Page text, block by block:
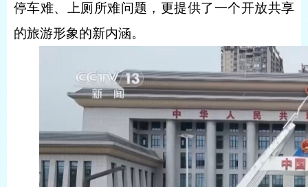
停车难、上厕所难问题，更提供了一个开放共享
的旅游形象的新内涵。